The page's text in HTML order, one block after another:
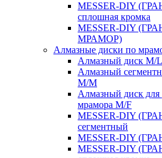
MESSER-DIY
сплошная кромка
MESSER-DIY
МРАМОР)
Алмазные диски по
Алмазный диск M/
Алмазный
M/M
Алмазный диск
мрамора M/F
MESSER-DIY
сегментный
MESSER-DIY
MESSER-DIY